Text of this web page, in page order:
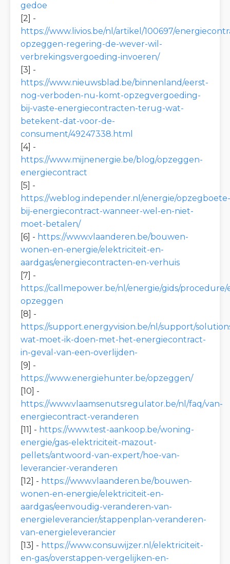
gedoe
[2] -
https://www.livios.be/nl/artikel/100697/
opzeggen-regering-de-wever-wil-
verbrekingsvergoeding-invoeren/
[3] -
https://www.nieuwsblad.be/binnenland/eerst-
nog-verboden-nu-komt-opzegvergoeding-
bij-vaste-energiecontracten-terug-wat-
betekent-dat-voor-de-
consument/49247338.html
[4] -
https://www.mijnenergie.be/blog/opzeggen-
energiecontract
[5] -
https://weblog.independer.nl/energie/opzegboete-
bij-energiecontract-wanneer-wel-en-niet-
moet-betalen/
[6] - https://www.vlaanderen.be/bouwen-
wonen-en-energie/elektriciteit-en-
aardgas/energiecontracten-en-verhuis
[7] -
https://callmepower.be/nl/energie/gids/
opzeggen
[8] -
https://support.energyvision.be/nl/support/
wat-moet-ik-doen-met-het-energiecontract-
in-geval-van-een-overlijden-
[9] -
https://www.energiehunter.be/opzeggen/
[10] -
https://www.vlaamsenutsregulator.be/nl/faq/van-
energiecontract-veranderen
[11] - https://www.test-aankoop.be/woning-
energie/gas-elektriciteit-mazout-
pellets/antwoord-van-expert/hoe-van-
leverancier-veranderen
[12] - https://www.vlaanderen.be/bouwen-
wonen-en-energie/elektriciteit-en-
aardgas/eenvoudig-veranderen-van-
energieleverancier/stappenplan-veranderen-
van-energieleverancier
[13] - https://www.consuwijzer.nl/elektriciteit-
en-gas/overstappen-vergelijken-en-